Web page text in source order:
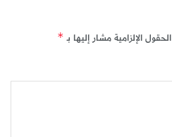
الحقول الإلزامية مشار إليها بـ *